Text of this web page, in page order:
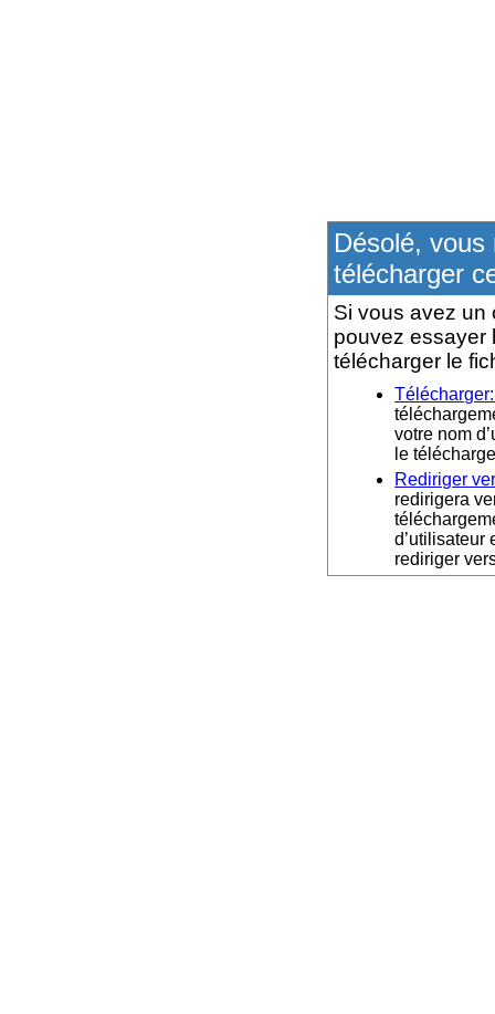
Désolé, vous
télécharger
Si vous avez un
pouvez essayer
télécharger le
votre nom
le
Rediriger
redirigera
d’utilisateur
rediriger